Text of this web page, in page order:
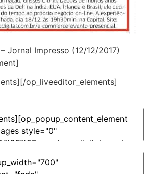
Jornal Impresso (12/12/2017)
op_liveeditor_elements]